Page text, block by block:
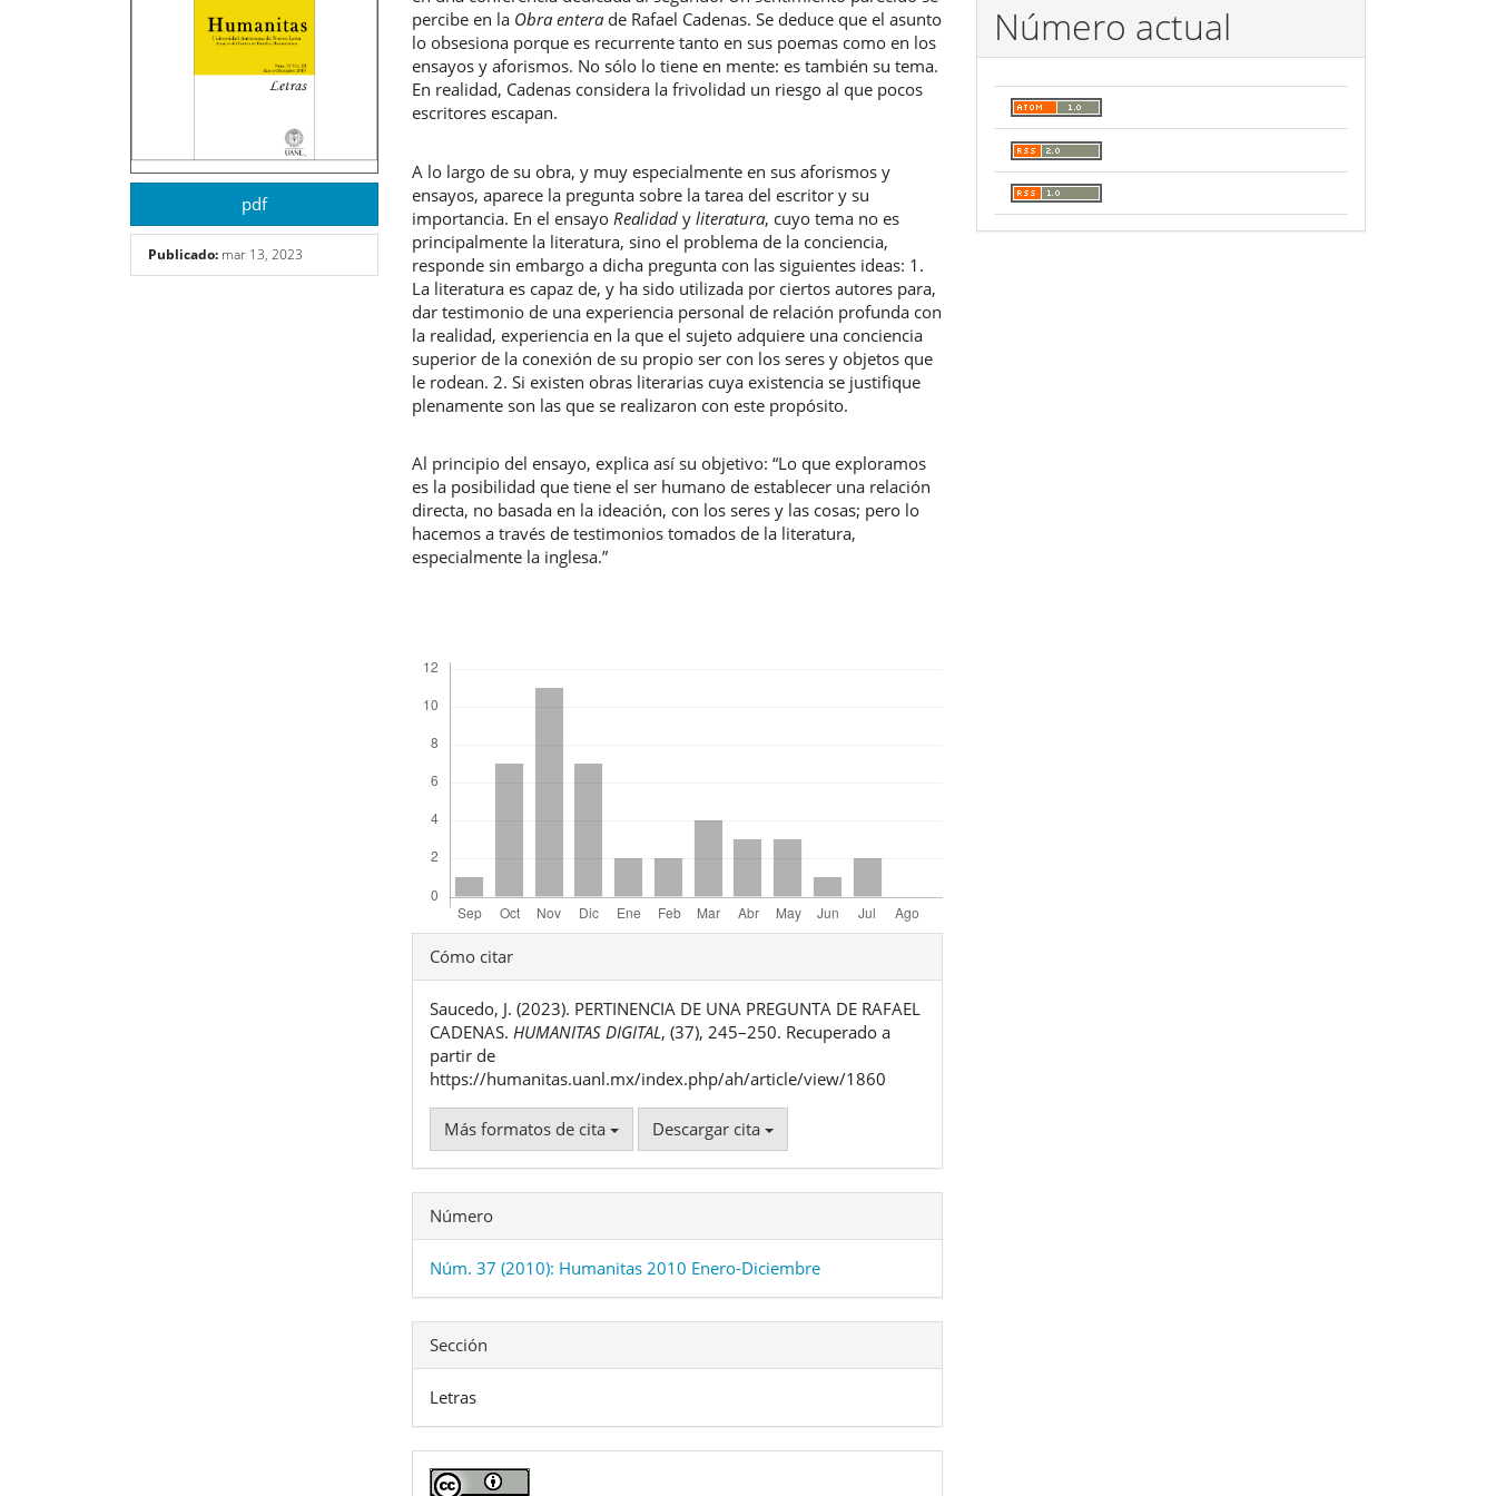
pdf
Publicado: mar 13, 2023
percibe en la Obra entera de Rafael Cadenas. Se deduce que el asunto
lo obsesiona porque es recurrente tanto en sus poemas como en los
ensayos y aforismos. No sólo lo tiene en mente: es también su tema.
En realidad, Cadenas considera la frivolidad un riesgo al que pocos
escritores escapan.
A lo largo de su obra, y muy especialmente en sus aforismos y
ensayos, aparece la pregunta sobre la tarea del escritor y su
importancia. En el ensayo Realidad yliteratura, cuyo tema no es
principalmente la literatura, sino el problema de la conciencia,
responde sin embargo a dicha pregunta con las siguientes ideas: 1.
La literatura es capaz de, y ha sido utilizada por ciertos autores para,
dar testimonio de una experiencia personal de relación profunda con
la realidad, experiencia en la que el sujeto adquiere una conciencia
superior de la conexión de su propio ser con los seres y objetos que
le rodean. 2. Si existen obras literarias cuya existencia se justifique
plenamente son las que se realizaron con este propósito.
Al principio del ensayo, explica así su objetivo: “Lo que exploramos
es la posibilidad que tiene el ser humano de establecer una relación
directa, no basada en la ideación, con los seres y las cosas; pero lo
hacemos a través de testimonios tomados de la literatura,
especialmente la inglesa.”
Detalles
del
artículo
Cómo citar
Saucedo, J. (2023). PERTINENCIA DE UNA PREGUNTA DE RAFAEL
CADENAS.HUMANITAS DIGITAL, (37), 245–250. Recuperado a
partir de
https://humanitas.uanl.mx/index.php/ah/article/view/1860
Más formatos de cita Descargar cita
Número
Núm. 37 (2010): Humanitas 2010 Enero-Diciembre
Sección
Letras
Número actual